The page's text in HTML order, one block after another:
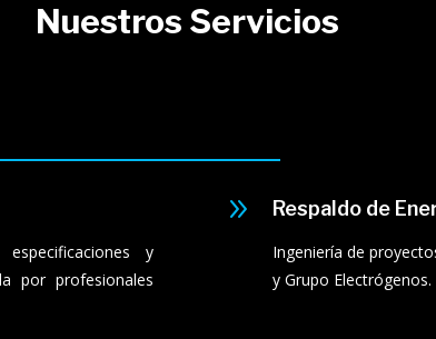
Nuestros Servicios
y
por profesionales
9 Respaldo de
Ingeniería de
y Grupo Electrógenos.